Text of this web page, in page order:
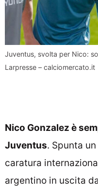
Juventus, svolta per Nico:
Larpresse – calciomercato.it
Nico Gonzalez è
Juventus. Spunta
caratura
argentino in uscita